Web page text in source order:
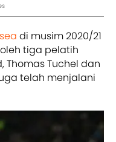
di musim 2020/21
tiga pelatih
Thomas Tuchel dan
telah menjalani